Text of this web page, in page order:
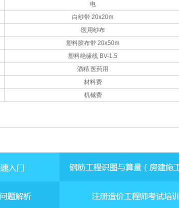
电
白纱带 20x20m
医用纱布
塑料胶布带 20x50m
塑料绝缘线 BV-1.5
酒精 医药用
材料费
机械费